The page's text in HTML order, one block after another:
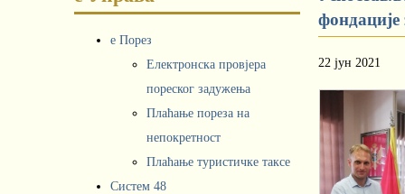
е Порез
Електронска провјера
пореског задужења
Плаћање пореза на
непокретност
Плаћање туристичке таксе
Систем 48
фондације
22 јун 2021